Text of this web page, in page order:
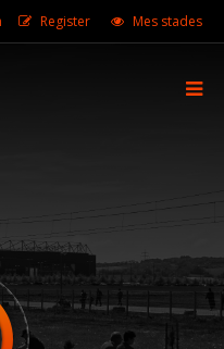
Register Mes stades